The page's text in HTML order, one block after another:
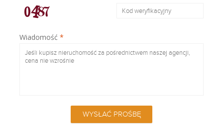
Wiadomość *
WYSŁAĆ PROŚBĘ